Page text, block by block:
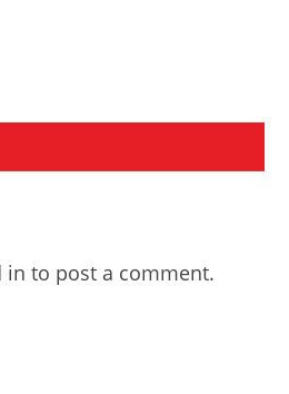
in to post a comment.